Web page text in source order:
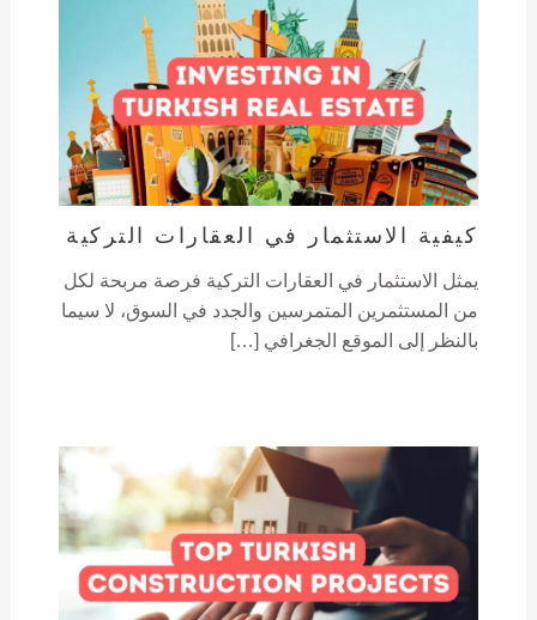
كيفية الاستثمار في العقارات التركية
يمثل الاستثمار في العقارات التركية فرصة مربحة لكل
من المستثمرين المتمرسين والجدد في السوق، لا سيما
بالنظر إلى الموقع الجغرافي […]